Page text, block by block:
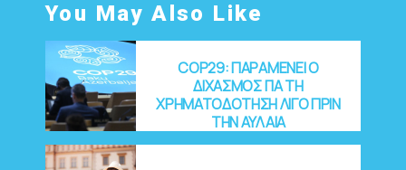
You May Also Like
COP29: ΠΑΡΑΜΕΝΕΙ Ο
ΔΙΧΑΣΜΟΣ ΓΙΑ ΤΗ
ΧΡΗΜΑΤΟΔΟΤΗΣΗ ΛΙΓΟ ΠΡΙΝ
ΤΗΝ ΑΥΛΑΙΑ